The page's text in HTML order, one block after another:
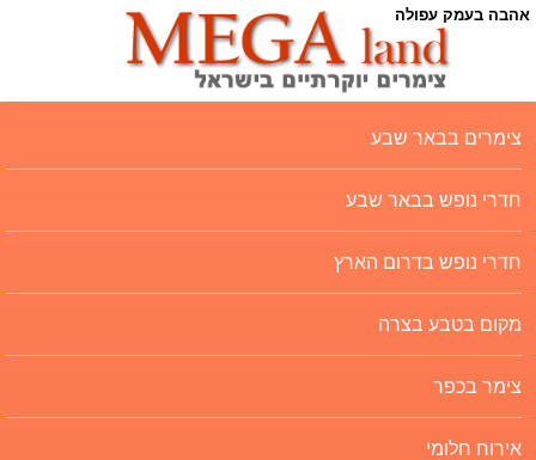
אהבה בעמק עפולה
צימרים בבאר שבע
חדרי נופש בבאר שבע
חדרי נופש בדרום הארץ
מקום בטבע בצרה
צימר בכפר
אירוח חלומי